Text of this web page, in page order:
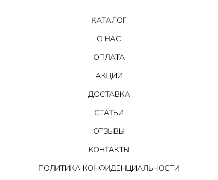
КАТАЛОГ
О НАС
ОПЛАТА
АКЦИИ
ДОСТАВКА
СТАТЬИ
ОТЗЫВЫ
КОНТАКТЫ
ПОЛИТИКА КОНФИДЕНЦИАЛЬНОСТИ